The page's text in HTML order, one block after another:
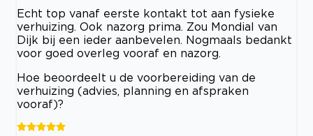
Echt top vanaf eerste kontakt tot aan fysieke
verhuizing. Ook nazorg prima. Zou Mondial van
Dijk bij een ieder aanbevelen. Nogmaals bedankt
voor goed overleg vooraf en nazorg.
Hoe beoordeelt u de voorbereiding van de
verhuizing (advies, planning en afspraken
vooraf)?